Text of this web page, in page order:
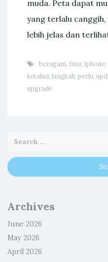
muda. Peta dapat
yang terlalu canggih,
lebih jelas dan
beragam, fitur, iphone,
ketahui, langkah, perlu,
upgrade
Archives
June 2026
May 2026
April 2026